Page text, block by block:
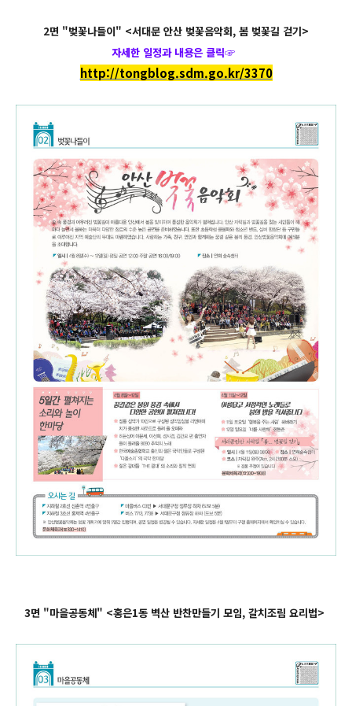
2면 "벚꽃나들이" <서대문 안산 벚꽃음악회, 봄 벚꽃길 걷기>
자세한 일정과 내용은 클릭☞
http://tongblog.sdm.go.kr/3370
3면 "마을공동체" <홍은1동 벽산 반찬만들기 모임, 갈치조림 요리법>